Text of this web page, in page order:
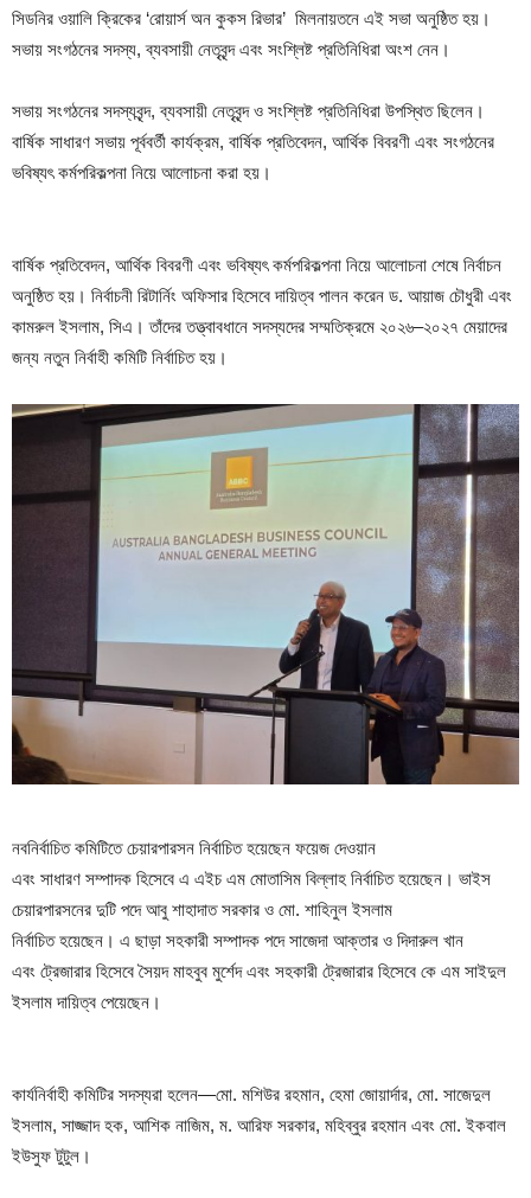
সিডনির ওয়ালি ক্রিকের ‘রোয়ার্স অন কুকস রিভার’ মিলনায়তনে এই সভা অনুষ্ঠিত হয়।
সভায় সংগঠনের সদস্য, ব্যবসায়ী নেতৃবৃন্দ এবং সংশ্লিষ্ট প্রতিনিধিরা অংশ নেন।
সভায় সংগঠনের সদস্যবৃন্দ, ব্যবসায়ী নেতৃবৃন্দ ও সংশ্লিষ্ট প্রতিনিধিরা উপস্থিত ছিলেন।
বার্ষিক সাধারণ সভায় পূর্ববর্তী কার্যক্রম, বার্ষিক প্রতিবেদন, আর্থিক বিবরণী এবং সংগঠনের
ভবিষ্যৎ কর্মপরিকল্পনা নিয়ে আলোচনা করা হয়।
বার্ষিক প্রতিবেদন, আর্থিক বিবরণী এবং ভবিষ্যৎ কর্মপরিকল্পনা নিয়ে আলোচনা শেষে নির্বাচন
অনুষ্ঠিত হয়। নির্বাচনী রিটার্নিং অফিসার হিসেবে দায়িত্ব পালন করেন ড. আয়াজ চৌধুরী এবং
কামরুল ইসলাম, সিএ। তাঁদের তত্ত্বাবধানে সদস্যদের সম্মতিক্রমে ২০২৬–২০২৭ মেয়াদের
জন্য নতুন নির্বাহী কমিটি নির্বাচিত হয়।
নবনির্বাচিত কমিটিতে চেয়ারপারসন নির্বাচিত হয়েছেন ফয়েজ দেওয়ান
এবং সাধারণ সম্পাদক হিসেবে এ এইচ এম মোতাসিম বিল্লাহ নির্বাচিত হয়েছেন। ভাইস
চেয়ারপারসনের দুটি পদে আবু শাহাদাত সরকার ও মো. শাহিনুল ইসলাম
নির্বাচিত হয়েছেন। এ ছাড়া সহকারী সম্পাদক পদে সাজেদা আক্তার ও দিদারুল খান
এবং ট্রেজারার হিসেবে সৈয়দ মাহবুব মুর্শেদ এবং সহকারী ট্রেজারার হিসেবে কে এম সাইদুল
ইসলাম দায়িত্ব পেয়েছেন।
কার্যনির্বাহী কমিটির সদস্যরা হলেন—মো. মশিউর রহমান, হেমা জোয়ার্দার, মো. সাজেদুল
ইসলাম, সাজ্জাদ হক, আশিক নাজিম, ম. আরিফ সরকার, মহিব্বুর রহমান এবং মো. ইকবাল
ইউসুফ টুটুল।